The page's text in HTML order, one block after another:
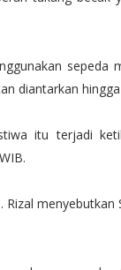
sepeda
diantarkan
itu terjadi
menyebutkan